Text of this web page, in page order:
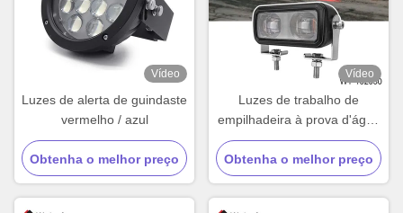
Vídeo
Luzes de alerta de guindaste
vermelho / azul
Obtenha o melhor preço
Vídeo
Luzes de trabalho de
empilhadeira à prova d'água
12V 24V Luzes de
segurança para pedestres
de empilhadeira a prova
d'água 30W
Obtenha o melhor preço